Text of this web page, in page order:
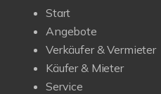
Start
Angebote
Verkäufer & Vermieter
Käufer & Mieter
Service